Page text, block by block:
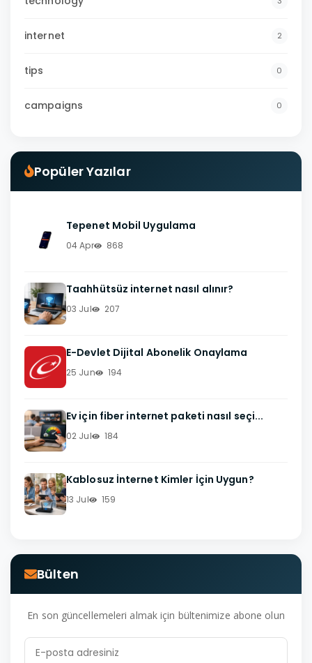
internet 2
tips 0
campaigns 0
Popüler Yazılar
Tepenet Mobil Uygulama
04 Apr 868
Taahhütsüz internet nasıl alınır?
03 Jul 207
E-Devlet Dijital Abonelik Onaylama
25 Jun 194
Ev için fiber internet paketi nasıl seçi...
02 Jul 184
Kablosuz İnternet Kimler İçin Uygun?
13 Jul 159
Bülten
En son güncellemeleri almak için bültenimize abone olun